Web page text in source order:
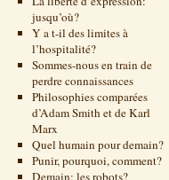
jusqu’où?
Y a t-il des limites à
l’hospitalité?
Sommes-nous en train de
perdre connaissances
Philosophies comparées
d’Adam Smith et de Karl
Marx
Quel humain pour demain?
Punir, pourquoi, comment?
Demain: les robots?